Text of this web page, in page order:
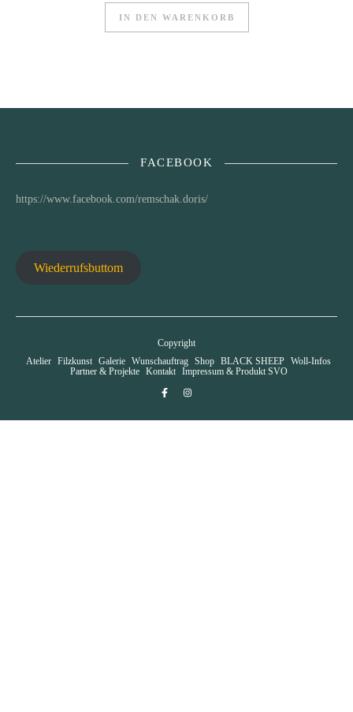
IN DEN WARENKORB
FACEBOOK
https://www.facebook.com/remschak.doris/
Wiederrufsbuttom
Copyright
Atelier Filzkunst Galerie Wunschauftrag Shop BLACK SHEEP Woll-Infos
Partner & Projekte
Kontakt Impressum & Produkt SVO